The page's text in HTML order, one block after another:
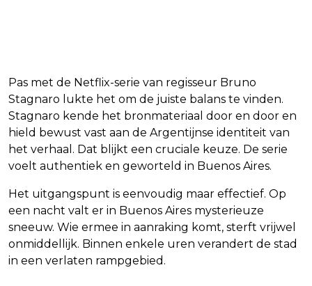
Pas met de Netflix-serie van regisseur Bruno
Stagnaro lukte het om de juiste balans te vinden.
Stagnaro kende het bronmateriaal door en door en
hield bewust vast aan de Argentijnse identiteit van
het verhaal. Dat blijkt een cruciale keuze. De serie
voelt authentiek en geworteld in Buenos Aires.
Het uitgangspunt is eenvoudig maar effectief. Op
een nacht valt er in Buenos Aires mysterieuze
sneeuw. Wie ermee in aanraking komt, sterft vrijwel
onmiddellijk. Binnen enkele uren verandert de stad
in een verlaten rampgebied.